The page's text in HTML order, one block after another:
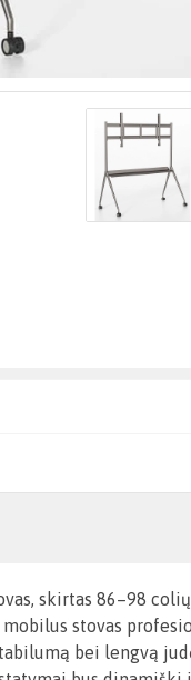
skirtas 86–98
stovas
bei lengvą